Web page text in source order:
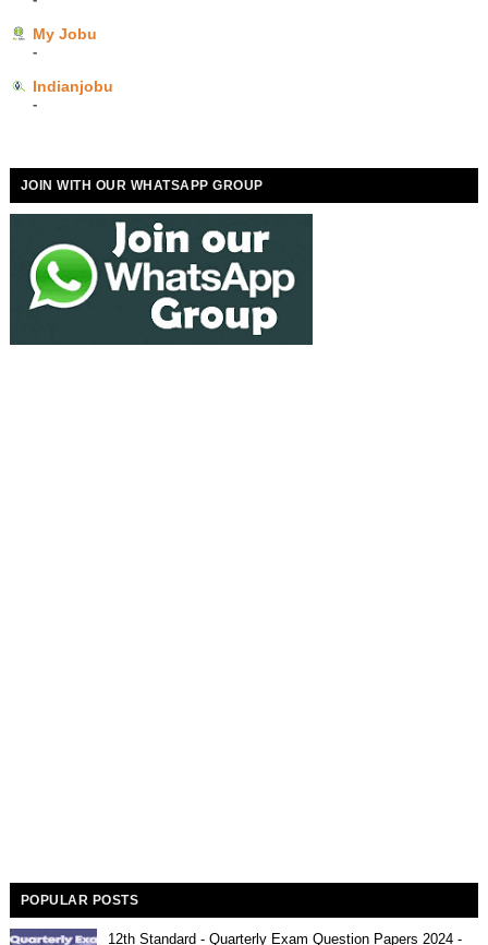
My Jobu
-
Indianjobu
-
JOIN WITH OUR WHATSAPP GROUP
POPULAR POSTS
12th Standard - Quarterly Exam Question Papers 2024 -